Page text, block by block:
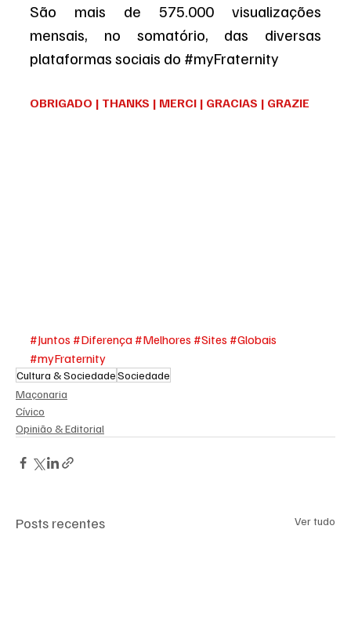
São mais de 575.000 visualizações
mensais, no somatório, das diversas
plataformas sociais do #myFraternity
OBRIGADO | THANKS | MERCI | GRACIAS | GRAZIE
#Juntos #Diferença #Melhores #Sites #Globais
#myFraternity
Cultura & SociedadeSociedade
Maçonaria
Cívico
Opinião & Editorial
Posts recentes Ver tudo